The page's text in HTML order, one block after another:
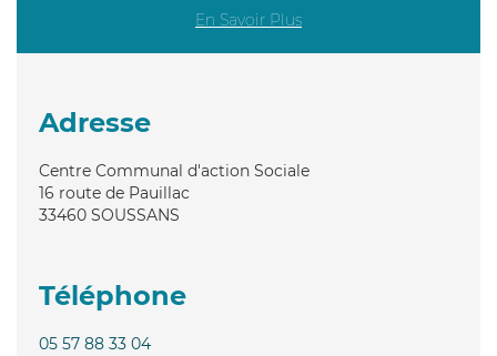
En Savoir Plus
Adresse
Centre Communal d'action Sociale
16 route de Pauillac
33460 SOUSSANS
Téléphone
05 57 88 33 04